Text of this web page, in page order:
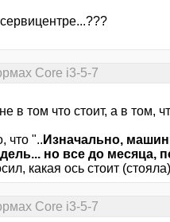
Core i3-5-7
в том что стоит, а в том,
что ".. Изначально,
но все до месяца,
какая ось стоит
Core i3-5-7